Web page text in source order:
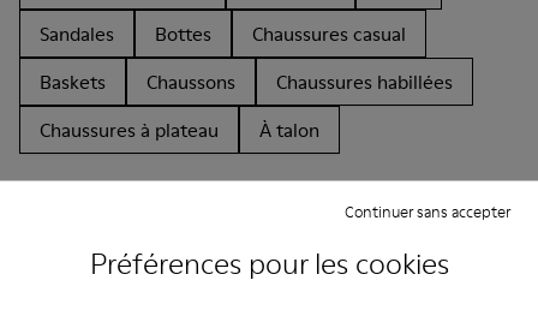
Préférences pour les cookies
Continuer sans accepter
Sandales
Bottes
Chaussures casual
Baskets
Chaussons
Chaussures habillées
Chaussures à plateau
À talon